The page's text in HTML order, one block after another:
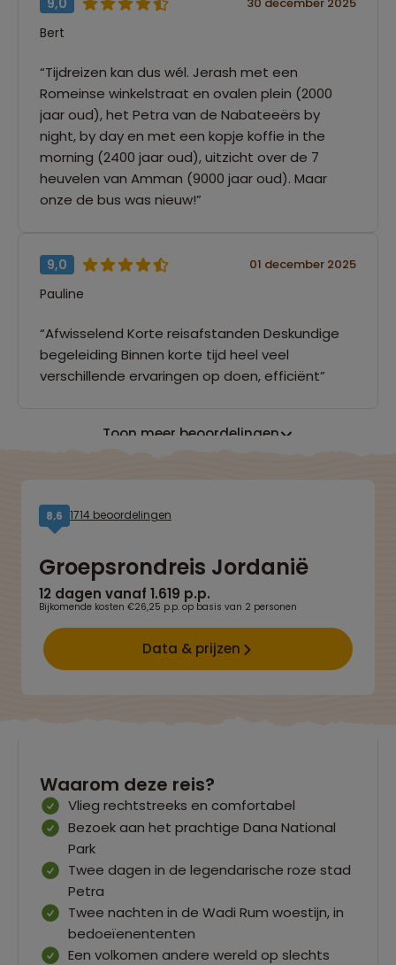
30 december 2025
Bert
“Tijdreizen kan dus wél. Jerash met een
Romeinse winkelstraat en ovalen plein (2000
jaar oud), het Petra van de Nabateeërs by
night, by day en met een kopje koffie in the
morning (2400 jaar oud), uitzicht over de 7
heuvelen van Amman (9000 jaar oud). Maar
onze de bus was nieuw!”
9,0 01 december 2025
Pauline
“Afwisselend Korte reisafstanden Deskundige
begeleiding Binnen korte tijd heel veel
verschillende ervaringen op doen, efficiënt”
Toon meer beoordelingen
8,6 1714 beoordelingen
Groepsrondreis Jordanië
12 dagen vanaf 1.619 p.p.
Bijkomende kosten €26,25 p.p. op basis van 2 personen
Data & prijzen
Waarom deze reis?
Vlieg rechtstreeks en comfortabel
Bezoek aan het prachtige Dana National
Park
Twee dagen in de legendarische roze stad
Petra
Twee nachten in de Wadi Rum woestijn, in
bedoeïenententen
Een volkomen andere wereld op slechts